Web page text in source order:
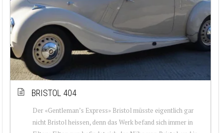
BRISTOL 404
Der «Gentleman’s Express» Bristol müsste eigentlich gar
nicht Bristol heissen, denn das Werk befand sich immer in